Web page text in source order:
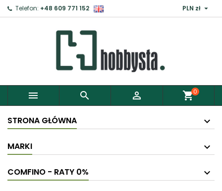
Telefon: +48 609 771 152 PLN zł 
   shopping_cart0
STRONA GŁÓWNA
MARKI
COMFINO - RATY 0%